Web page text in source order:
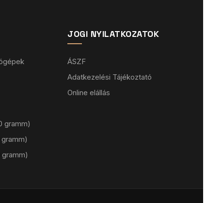
gramm)
gramm)
JOGI NYILATKOZATOK
ÁSZF
Adatkezelési Tájékoztató
Online elállás